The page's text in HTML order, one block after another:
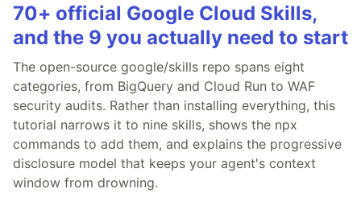
70+ official Google Cloud Skills,
and the 9 you actually need to start
The open-source google/skills repo spans eight
categories, from BigQuery and Cloud Run to WAF
security audits. Rather than installing everything, this
tutorial narrows it to nine skills, shows the npx
commands to add them, and explains the progressive
disclosure model that keeps your agent's context
window from drowning.